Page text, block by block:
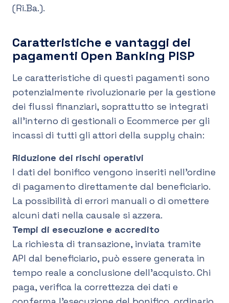
(Ri.Ba.).
Caratteristiche e vantaggi dei
pagamenti Open Banking PISP
Le caratteristiche di questi pagamenti sono
potenzialmente rivoluzionarie per la gestione
dei flussi finanziari, soprattutto se integrati
all’interno di gestionali o Ecommerce per gli
incassi di tutti gli attori della supply chain:
Riduzione dei rischi operativi
I dati del bonifico vengono inseriti nell’ordine
di pagamento direttamente dal beneficiario.
La possibilità di errori manuali o di omettere
alcuni dati nella causale si azzera.
Tempi di esecuzione e accredito
La richiesta di transazione, inviata tramite
API dal beneficiario, può essere generata in
tempo reale a conclusione dell’acquisto. Chi
paga, verifica la correttezza dei dati e